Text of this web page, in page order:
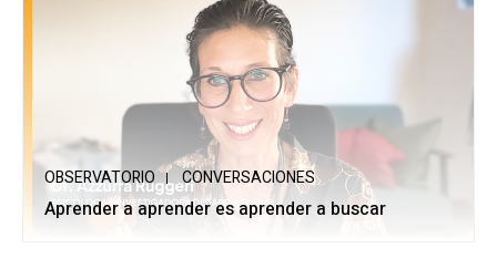
OBSERVATORIO CONVERSACIONES
Aprender a aprender es aprender a buscar